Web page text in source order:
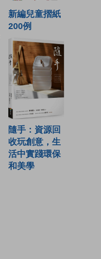
新編兒童摺紙
200例
隨手：資源回
收玩創意，生
活中實踐環保
和美學